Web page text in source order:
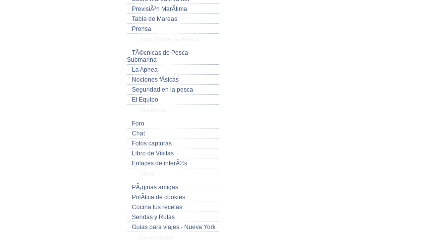
PrevisiÃ³n MarÃ­tima
Tabla de Mareas
Prensa
TÃ©cnicas de Pesca
Submarina
La Apnea
Nociones fÃ­sicas
Seguridad en la pesca
El Equipo
Foro
Chat
Fotos capturas
Libro de Visitas
Enlaces de interÃ©s
PÃ¡ginas amigas
PolÃ­tica de cookies
Cocina tus recetas
Sendas y Rutas
Guias para viajes - Nueva York